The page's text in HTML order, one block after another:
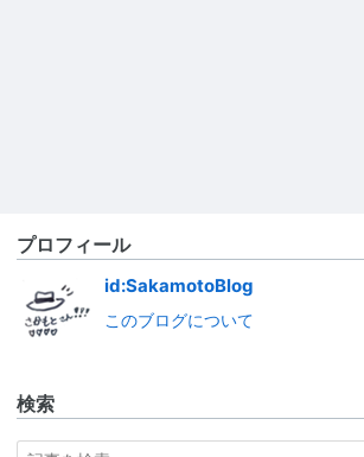
プロフィール
id:SakamotoBlog
このブログについて
検索